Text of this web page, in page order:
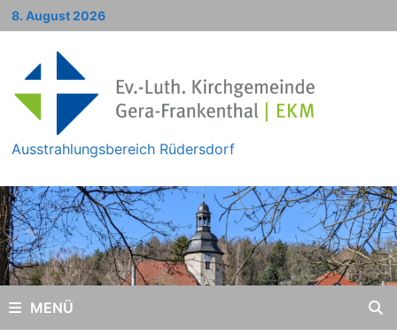
Zum
Inhalt
8. August 2026
Ausstrahlungsbereich Rüdersdorf
MENÜ